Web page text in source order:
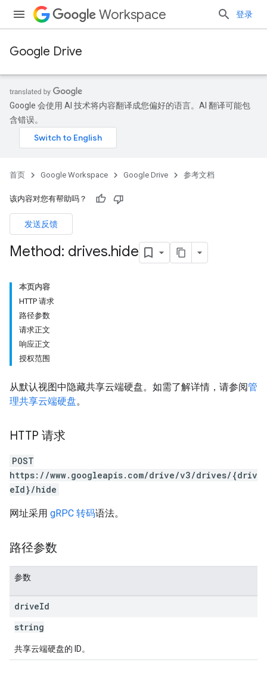
Workspace 登录
Google Drive
Google 会使用 AI 技术将内容翻译成您偏好的语言。AI 翻译可能包
含错误。
首页 Google Workspace Google Drive 参考文档
该内容对您有帮助吗？
发送反馈
Method: drives.hide
本页内容
HTTP 请求
路径参数
请求正文
响应正文
授权范围
从默认视图中隐藏共享云端硬盘。如需了解详情，请参阅管
理共享云端硬盘。
HTTP 请求
POST
https://www.googleapis.com/drive/v3/drives/{driv
eId}/hide
网址采用 gRPC 转码语法。
路径参数
参数
driveId
string
共享云端硬盘的 ID。